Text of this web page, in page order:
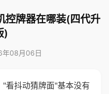
控牌器在哪装(四代升
)
年08月06日
看抖动猜牌面"基本没有